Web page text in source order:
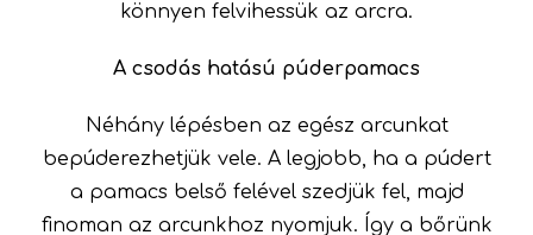
könnyen felvihessük az arcra.
A csodás hatású púderpamacs
Néhány lépésben az egész arcunkat
bepúderezhetjük vele. A legjobb, ha a púdert
a pamacs belső felével szedjük fel, majd
finoman az arcunkhoz nyomjuk. Így a bőrünk